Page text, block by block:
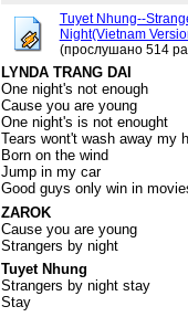
Tuyet Nhung--
Night(Vietnam
(прослушано 514
LYNDA TRANG DAI
One night's not enough
Cause you are young
One night's is not enought
Tears wont't wash away my
Born on the wind
Jump in my car
Good guys only win in
ZAROK
Cause you are young
Strangers by night
Tuyet Nhung
Strangers by night stay
Stay